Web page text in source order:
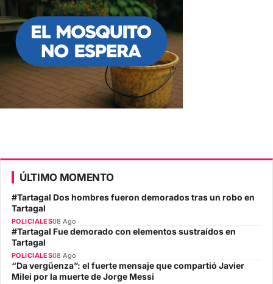
ÚLTIMO MOMENTO
#Tartagal Dos hombres fueron demorados tras un robo en
Tartagal
POLICIALES08 Ago
#Tartagal Fue demorado con elementos sustraídos en
Tartagal
POLICIALES08 Ago
“Da vergüenza”: el fuerte mensaje que compartió Javier
Milei por la muerte de Jorge Messi